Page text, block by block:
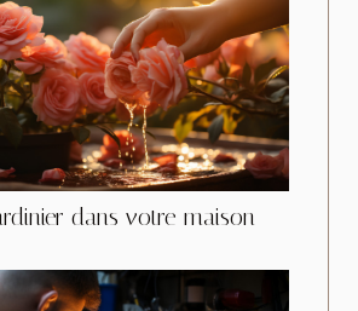
dans votre maison